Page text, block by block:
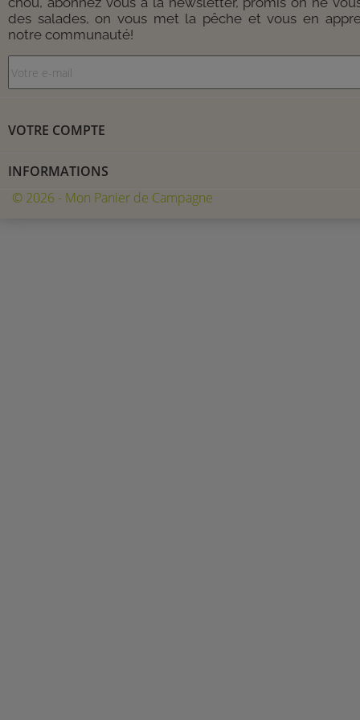
des salades, on vous met la pêche et vous en
notre communauté!
VOTRE COMPTE
INFORMATIONS
© 2026 - Mon Panier de Campagne